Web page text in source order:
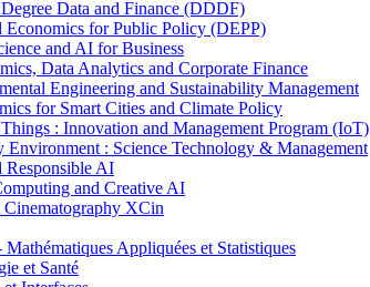
Data and Finance (DDDF)
for Public Policy (DEPP)
and AI for Business
Data Analytics and Corporate Finance
Engineering and Sustainability Management
for Smart Cities and Climate Policy
: Innovation and Management Program (IoT)
: Science Technology & Management
AI
and Creative AI
XCin
Appliquées et Statistiques
et Santé